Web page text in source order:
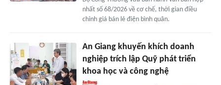
nhất số 68/2026 về cơ chế, thời gian điều
chỉnh giá bán lẻ điện bình quân.
An Giang khuyến khích doanh
nghiệp trích lập Quỹ phát triển
khoa học và công nghệ